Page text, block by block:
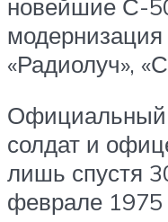
новейшие С-
«Радиолуч»,
Официальный
солдат и
лишь спустя
феврале 1975